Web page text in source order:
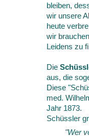
bleiben,
wir unsere
heute
wir
Leidens zu
Die
aus, die
Diese
med.
Jahr 1873.
Schüssler
"Wer